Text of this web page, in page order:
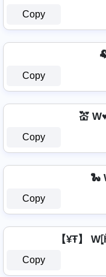
Copy
Copy
💒
Copy
🐍
Copy
【¥Ŧ】
Copy